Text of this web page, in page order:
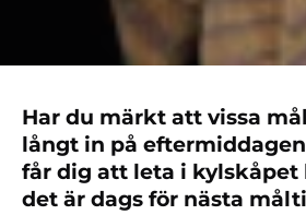
Har du märkt att vissa
långt in på
får dig att leta i kylskåpet
det är dags för nästa